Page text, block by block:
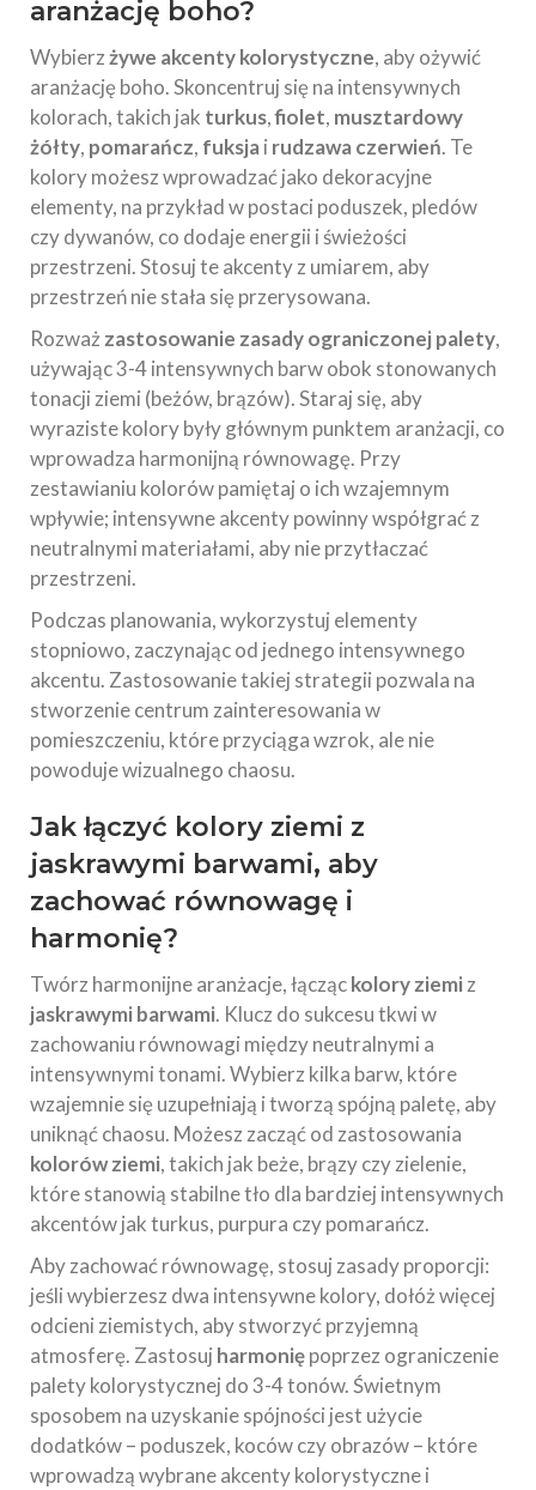
aranżację boho?
Wybierzżywe akcenty kolorystyczne, aby ożywić
aranżację boho. Skoncentruj się na intensywnych
kolorach, takich jak turkus,fiolet, musztardowy
żółty, pomarańcz, fuksjai rudzawa czerwień. Te
kolory możesz wprowadzać jako dekoracyjne
elementy, na przykład w postaci poduszek, pledów
czy dywanów, co dodaje energii i świeżości
przestrzeni. Stosuj te akcenty z umiarem, aby
przestrzeń nie stała się przerysowana.
Rozważ zastosowanie zasady ograniczonej palety,
używając 3-4 intensywnych barw obok stonowanych
tonacji ziemi (beżów, brązów). Staraj się, aby
wyraziste kolory były głównym punktem aranżacji, co
wprowadza harmonijną równowagę. Przy
zestawianiu kolorów pamiętaj o ich wzajemnym
wpływie; intensywne akcenty powinny współgrać z
neutralnymi materiałami, aby nie przytłaczać
przestrzeni.
Podczas planowania, wykorzystuj elementy
stopniowo, zaczynając od jednego intensywnego
akcentu. Zastosowanie takiej strategii pozwala na
stworzenie centrum zainteresowania w
pomieszczeniu, które przyciąga wzrok, ale nie
powoduje wizualnego chaosu.
Jak łączyć kolory ziemi z
jaskrawymi barwami, aby
zachować równowagę i
harmonię?
Twórz harmonijne aranżacje, łącząckolory ziemiz
jaskrawymi barwami. Klucz do sukcesu tkwi w
zachowaniu równowagi między neutralnymi a
intensywnymi tonami. Wybierz kilka barw, które
wzajemnie się uzupełniają i tworzą spójną paletę, aby
uniknąć chaosu. Możesz zacząć od zastosowania
kolorów ziemi, takich jak beże, brązy czy zielenie,
które stanowią stabilne tło dla bardziej intensywnych
akcentów jak turkus, purpura czy pomarańcz.
Aby zachować równowagę, stosuj zasady proporcji:
jeśli wybierzesz dwa intensywne kolory, dołóż więcej
odcieni ziemistych, aby stworzyć przyjemną
atmosferę. Zastosuj harmoniępoprzez ograniczenie
palety kolorystycznej do 3-4 tonów. Świetnym
sposobem na uzyskanie spójności jest użycie
dodatków – poduszek, koców czy obrazów – które
wprowadzą wybrane akcenty kolorystyczne i